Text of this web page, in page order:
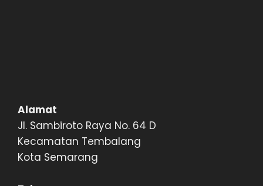
Alamat
Jl. Sambiroto Raya No. 64 D
Kecamatan Tembalang
Kota Semarang